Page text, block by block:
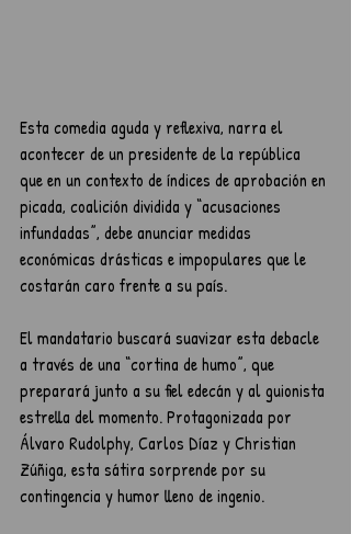
Esta comedia aguda y reflexiva, narra el
acontecer de un presidente de la república
que en un contexto de índices de aprobación en
picada, coalición dividida y “acusaciones
infundadas”, debe anunciar medidas
económicas drásticas e impopulares que le
costarán caro frente a su país.
El mandatario buscará suavizar esta debacle
a través de una “cortina de humo”, que
preparará junto a su fiel edecán y al guionista
estrella del momento. Protagonizada por
Álvaro Rudolphy, Carlos Díaz y Christian
Zúñiga, esta sátira sorprende por su
contingencia y humor lleno de ingenio.